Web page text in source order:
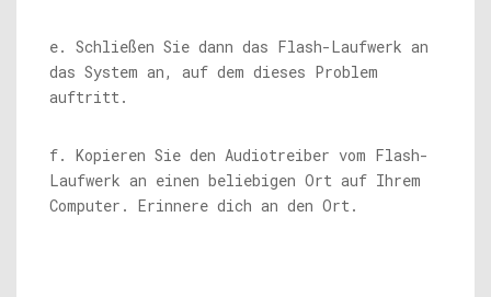
e. Schließen Sie dann das Flash-Laufwerk an
das System an, auf dem dieses Problem
auftritt.
f. Kopieren Sie den Audiotreiber vom Flash-
Laufwerk an einen beliebigen Ort auf Ihrem
Computer. Erinnere dich an den Ort.